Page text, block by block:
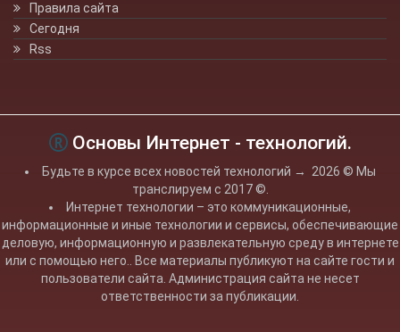
Правила сайта
Сегодня
Rss
Основы Интернет - технологий.
Будьте в курсе всех новостей технологий → 2026 © Мы
транслируем с 2017 ©.
Интернет технологии – это коммуникационные,
информационные и иные технологии и сервисы, обеспечивающие
деловую, информационную и развлекательную среду в интернете
или с помощью него.. Все материалы публикуют на сайте гости и
пользователи сайта. Администрация сайта не несет
ответственности за публикации.